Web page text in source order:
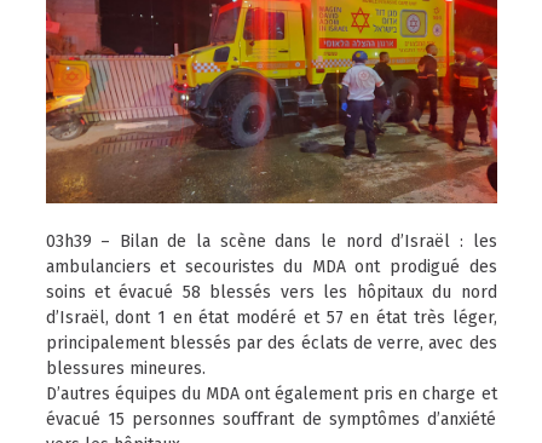
03h39 – Bilan de la scène dans le nord d’Israël : les
ambulanciers et secouristes du MDA ont prodigué des
soins et évacué 58 blessés vers les hôpitaux du nord
d’Israël, dont 1 en état modéré et 57 en état très léger,
principalement blessés par des éclats de verre, avec des
blessures mineures.
D’autres équipes du MDA ont également pris en charge et
évacué 15 personnes souffrant de symptômes d’anxiété